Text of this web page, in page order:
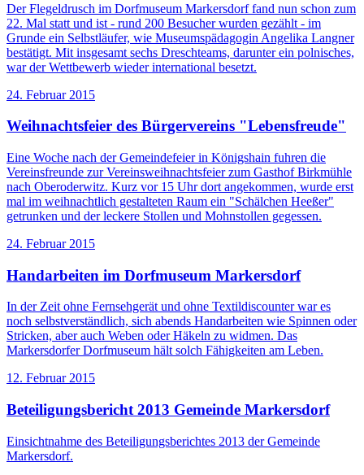
Der Flegeldrusch im Dorfmuseum Markersdorf fand nun schon zum
22. Mal statt und ist - rund 200 Besucher wurden gezählt - im
Grunde ein Selbstläufer, wie Museumspädagogin Angelika Langner
bestätigt. Mit insgesamt sechs Dreschteams, darunter ein polnisches,
war der Wettbewerb wieder international besetzt.
24. Februar 2015
Weihnachtsfeier des Bürgervereins "Lebensfreude"
Eine Woche nach der Gemeindefeier in Königshain fuhren die
Vereinsfreunde zur Vereinsweihnachtsfeier zum Gasthof Birkmühle
nach Oberoderwitz. Kurz vor 15 Uhr dort angekommen, wurde erst
mal im weihnachtlich gestalteten Raum ein "Schälchen Heeßer"
getrunken und der leckere Stollen und Mohnstollen gegessen.
24. Februar 2015
Handarbeiten im Dorfmuseum Markersdorf
In der Zeit ohne Fernsehgerät und ohne Textildiscounter war es
noch selbstverständlich, sich abends Handarbeiten wie Spinnen oder
Stricken, aber auch Weben oder Häkeln zu widmen. Das
Markersdorfer Dorfmuseum hält solch Fähigkeiten am Leben.
12. Februar 2015
Beteiligungsbericht 2013 Gemeinde Markersdorf
Einsichtnahme des Beteiligungsberichtes 2013 der Gemeinde
Markersdorf.